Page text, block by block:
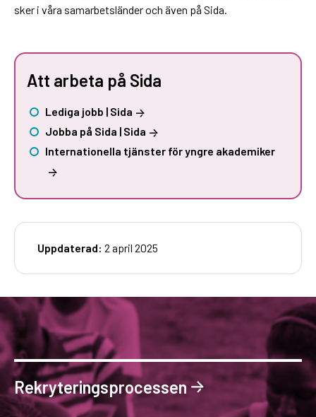
sker i våra samarbetsländer och även på Sida.
Att arbeta på Sida
Lediga jobb | Sida
Jobba på Sida | Sida
Internationella tjänster för yngre akademiker
Uppdaterad: 2 april 2025
Rekryteringsprocessen